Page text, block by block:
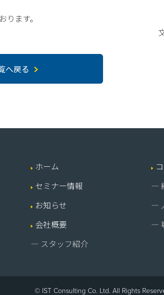
ます。
へ戻る
ホーム
セミナー情報
お知らせ
会社概要
― スタッフ紹介
―
―
―
© IST Consulting Co. Ltd. All Rights